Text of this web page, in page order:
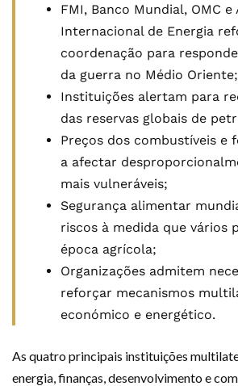
FMI, Banco Mundial, OMC e
Internacional de Energia
coordenação para
da guerra no Médio Oriente;
Instituições alertam para
das reservas globais de
Preços dos combustíveis e
a afectar
mais vulneráveis;
Segurança alimentar
riscos à medida que vários
época agrícola;
Organizações admitem
reforçar mecanismos
económico e energético.
As quatro principais instituições
energia, finanças, desenvolvimento e